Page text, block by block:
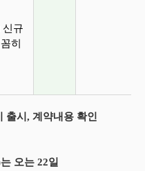
신규
히
출시, 계약내용 확인
오는 22일